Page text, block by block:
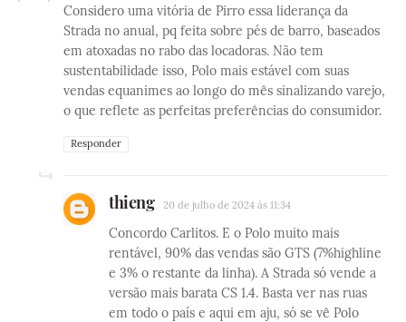
Considero uma vitória de Pirro essa liderança da
Strada no anual, pq feita sobre pés de barro, baseados
em atoxadas no rabo das locadoras. Não tem
sustentabilidade isso, Polo mais estável com suas
vendas equanimes ao longo do mês sinalizando varejo,
o que reflete as perfeitas preferências do consumidor.
Responder
thieng 20 de julho de 2024 às 11:34
Concordo Carlitos. E o Polo muito mais
rentável, 90% das vendas são GTS (7%highline
e 3% o restante da linha). A Strada só vende a
versão mais barata CS 1.4. Basta ver nas ruas
em todo o país e aqui em aju, só se vê Polo